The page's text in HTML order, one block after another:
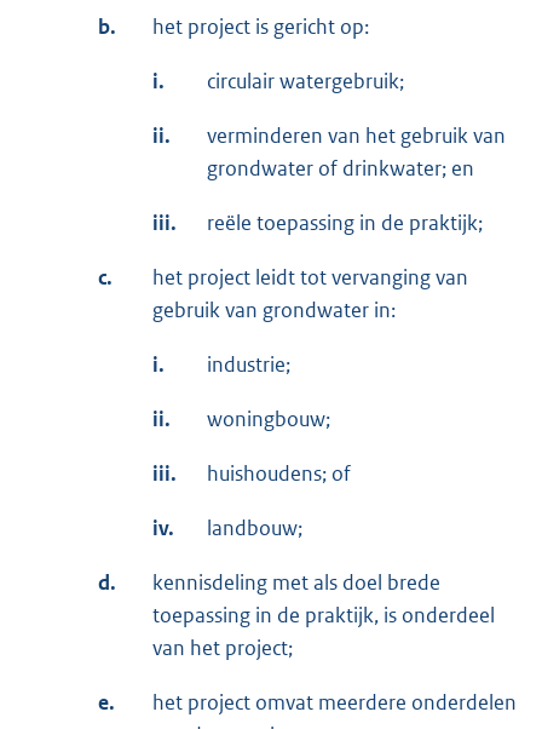
b. het project is gericht op:
i. circulair watergebruik;
ii.
verminderen van het gebruik van
grondwater of drinkwater; en
iii. reële toepassing in de praktijk;
c.
het project leidt tot vervanging van
gebruik van grondwater in:
i. industrie;
ii. woningbouw;
iii. huishoudens; of
iv. landbouw;
d.
kennisdeling met als doel brede
toepassing in de praktijk, is onderdeel
van het project;
e.
het project omvat meerdere onderdelen